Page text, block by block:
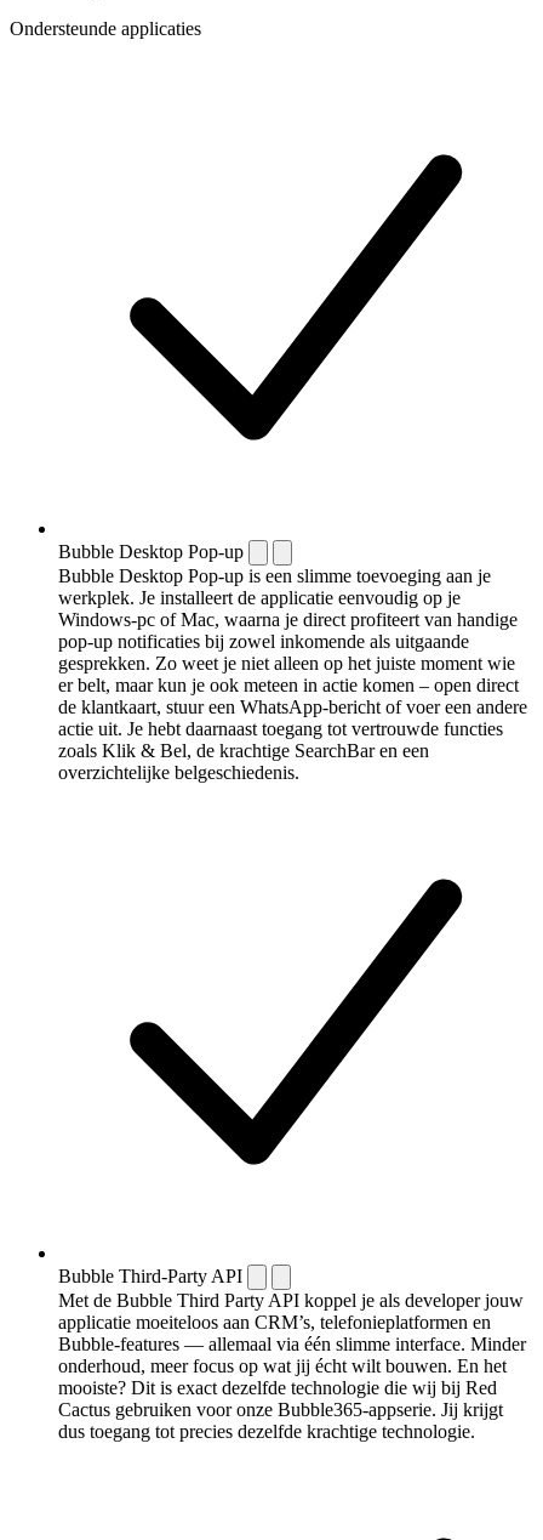
Ondersteunde applicaties
Bubble Desktop Pop-up
Bubble Desktop Pop-up is een slimme toevoeging aan je
werkplek. Je installeert de applicatie eenvoudig op je
Windows-pc of Mac, waarna je direct profiteert van handige
pop-up notificaties bij zowel inkomende als uitgaande
gesprekken. Zo weet je niet alleen op het juiste moment wie
er belt, maar kun je ook meteen in actie komen – open direct
de klantkaart, stuur een WhatsApp-bericht of voer een andere
actie uit. Je hebt daarnaast toegang tot vertrouwde functies
zoals Klik & Bel, de krachtige SearchBar en een
overzichtelijke belgeschiedenis.
Bubble Third-Party API
Met de Bubble Third Party API koppel je als developer jouw
applicatie moeiteloos aan CRM’s, telefonieplatformen en
Bubble-features — allemaal via één slimme interface. Minder
onderhoud, meer focus op wat jij écht wilt bouwen. En het
mooiste? Dit is exact dezelfde technologie die wij bij Red
Cactus gebruiken voor onze Bubble365-appserie. Jij krijgt
dus toegang tot precies dezelfde krachtige technologie.